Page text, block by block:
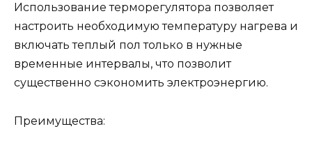
Использование терморегулятора позволяет
настроить необходимую температуру нагрева и
включать теплый пол только в нужные
временные интервалы, что позволит
существенно сэкономить электроэнергию.
Преимущества: